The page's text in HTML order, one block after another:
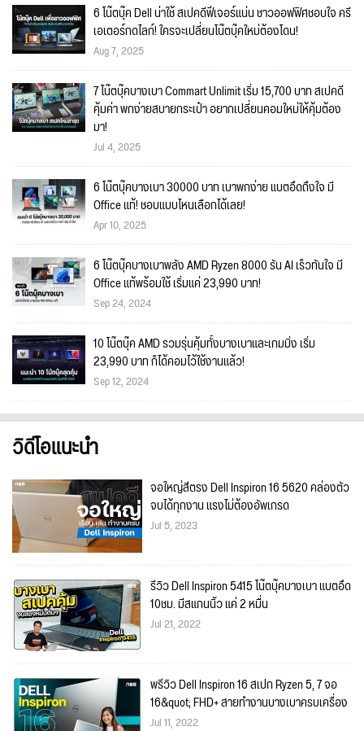
6 โน๊ตบุ๊ค Dell น่าใช้ สเปคดีฟีเจอร์แน่น ชาวออฟฟิศชอบใจ ครี
เอเตอร์กดไลก์! ใครจะเปลี่ยนโน๊ตบุ๊คใหม่ต้องโดน!
Aug 7, 2025
7 โน๊ตบุ๊คบางเบา Commart Unlimit เริ่ม 15,700 บาท สเปคดี
คุ้มค่า พกง่ายสบายกระเป๋า อยากเปลี่ยนคอมใหม่ให้คุ้มต้อง
มา!
Jul 4, 2025
6 โน๊ตบุ๊คบางเบา 30000 บาท เบาพกง่าย แบตอึดถึงใจ มี
Office แท้! ชอบแบบไหนเลือกได้เลย!
Apr 10, 2025
6 โน๊ตบุ๊คบางเบาพลัง AMD Ryzen 8000 รัน AI เร็วทันใจ มี
Office แท้พร้อมใช้ เริ่มแค่ 23,990 บาท!
Sep 24, 2024
10 โน๊ตบุ๊ค AMD รวมรุ่นคุ้มทั้งบางเบาและเกมมิ่ง เริ่ม
23,990 บาท ก็ได้คอมไว้ใช้งานแล้ว!
Sep 12, 2024
วิดีโอแนะนำ
จอใหญ่สีตรง Dell Inspiron 16 5620 คล่องตัว
จบได้ทุกงาน แรงไม่ต้องอัพเกรด
Jul 5, 2023
รีวิว Dell Inspiron 5415 โน๊ตบุ๊คบางเบา แบตอึด
10ชม. มีสแกนนิ้ว แค่ 2 หมื่น
Jul 21, 2022
พรีวิว Dell Inspiron 16 สเปก Ryzen 5, 7 จอ
16&quot; FHD+ สายทำงานบางเบาครบเครื่อง
Jul 11, 2022